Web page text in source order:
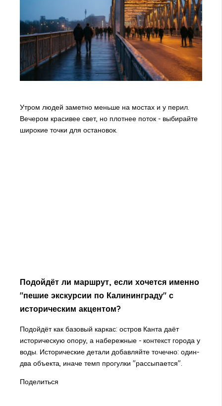
Утром людей заметно меньше на мостах и у перил.
Вечером красивее свет, но плотнее поток - выбирайте
широкие точки для остановок.
Подойдёт ли маршрут, если хочется именно
"пешие экскурсии по Калининграду" с
историческим акцентом?
Подойдёт как базовый каркас: остров Канта даёт
историческую опору, а набережные - контекст города у
воды. Исторические детали добавляйте точечно: один-
два объекта, иначе темп прогулки "рассыпается".
Поделиться